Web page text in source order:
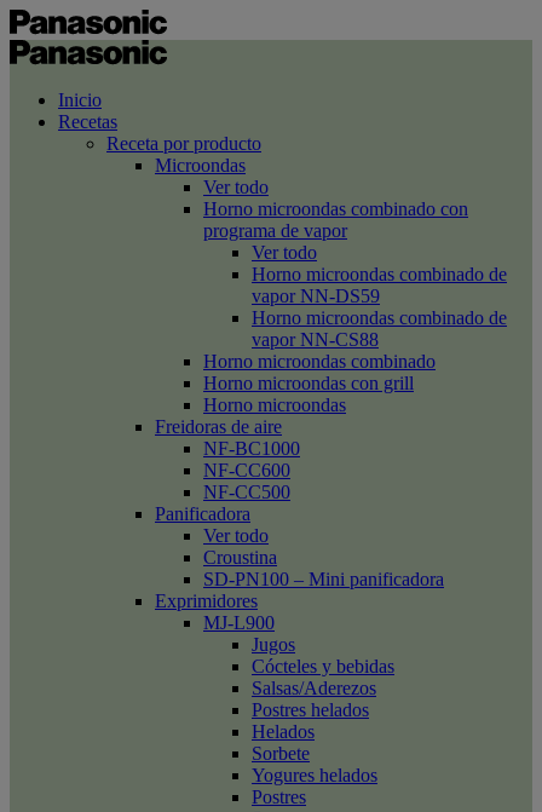
Inicio
Recetas
Receta por producto
Microondas
Ver todo
Horno microondas combinado con
programa de vapor
Ver todo
Horno microondas combinado de
vapor NN-DS59
Horno microondas combinado de
vapor NN-CS88
Horno microondas combinado
Horno microondas con grill
Horno microondas
Freidoras de aire
NF-BC1000
NF-CC600
NF-CC500
Panificadora
Ver todo
Croustina
SD-PN100 – Mini panificadora
Exprimidores
MJ-L900
Jugos
Cócteles y bebidas
Salsas/Aderezos
Postres helados
Helados
Sorbete
Yogures helados
Postres